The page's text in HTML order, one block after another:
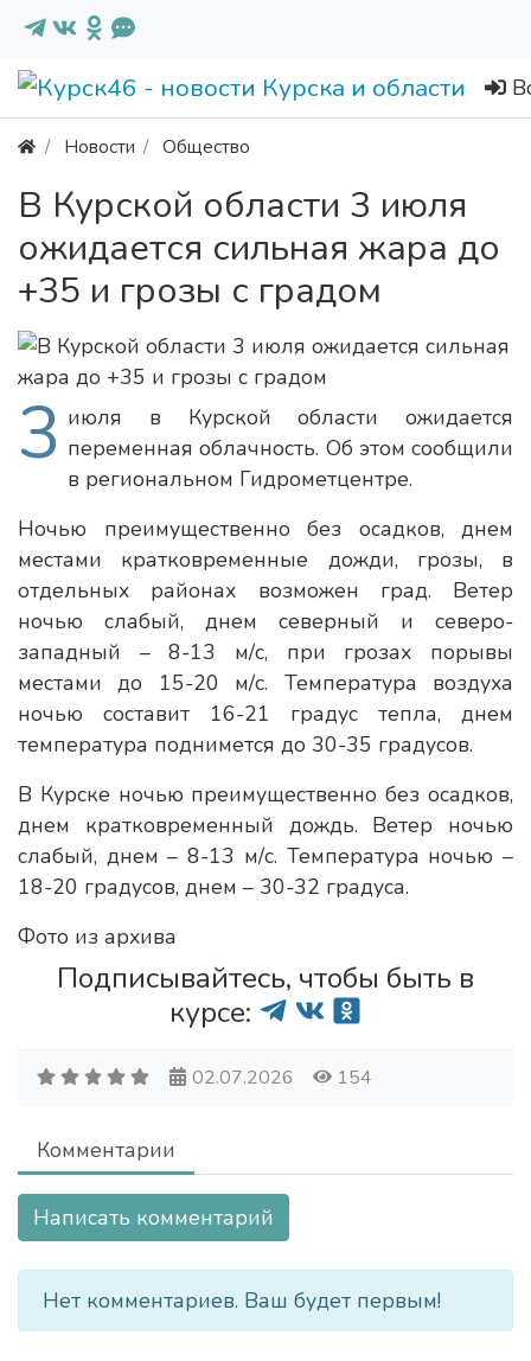
Новости Общество
В Курской области 3 июля
ожидается сильная жара до
+35 и грозы с градом
3 июля в Курской области ожидается
переменная облачность. Об этом сообщили
в региональном Гидрометцентре.
Ночью преимущественно без осадков, днем
местами кратковременные дожди, грозы, в
отдельных районах возможен град. Ветер
ночью слабый, днем северный и северо-
западный – 8-13 м/с, при грозах порывы
местами до 15-20 м/с. Температура воздуха
ночью составит 16-21 градус тепла, днем
температура поднимется до 30-35 градусов.
В Курске ночью преимущественно без осадков,
днем кратковременный дождь. Ветер ночью
слабый, днем – 8-13 м/с. Температура ночью –
18-20 градусов, днем – 30-32 градуса.
Фото из архива
Подписывайтесь, чтобы быть в
курсе:
02.07.2026 154
Комментарии
Написать комментарий
Нет комментариев. Ваш будет первым!